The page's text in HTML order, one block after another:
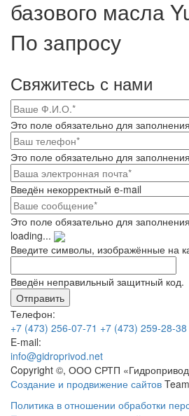
базового масла
По запросу
Свяжитесь с нами
Это поле обязательно для заполнения
Это поле обязательно для заполнения
Введён некорректный e-mail
Это поле обязательно для заполнения
loading...
Введите символы, изображённые на
Введён неправильный защитный код.
Телефон:
+7 (473) 256-07-71 +7 (473) 259-28-38
E-mail:
info@gidroprivod.net
Copyright ©, ООО СРТП
Создание и продвижение сайтов
Политика в отношении обработки